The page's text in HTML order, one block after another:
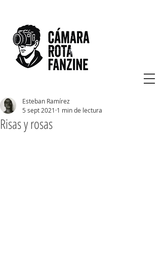
Risas y rosas
Esteban Ramírez
5 sept 2021 1 min de lectura